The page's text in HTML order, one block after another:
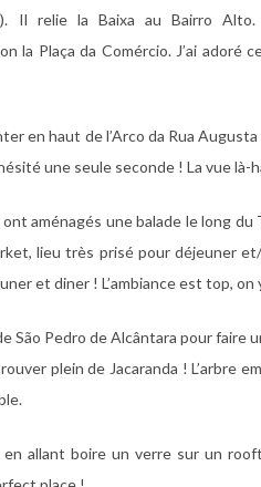
Il relie la Baixa au Bairro
la Plaça da Comércio. J’ai adoré
en haut de l’Arco da Rua
une seule seconde ! La vue là-
ont aménagés une balade le long
lieu très prisé pour déjeuner
et diner ! L’ambiance est top,
São Pedro de Alcântara pour
plein de Jacaranda ! L’arbre
allant boire un verre sur un